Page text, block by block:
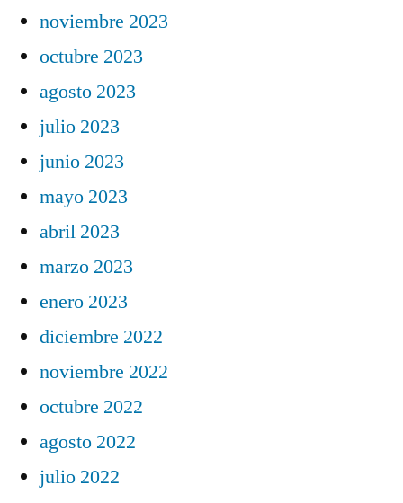
noviembre 2023
octubre 2023
agosto 2023
julio 2023
junio 2023
mayo 2023
abril 2023
marzo 2023
enero 2023
diciembre 2022
noviembre 2022
octubre 2022
agosto 2022
julio 2022